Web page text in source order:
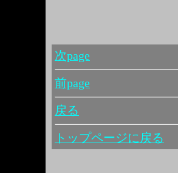
次page
前page
戻る
トップページに戻る